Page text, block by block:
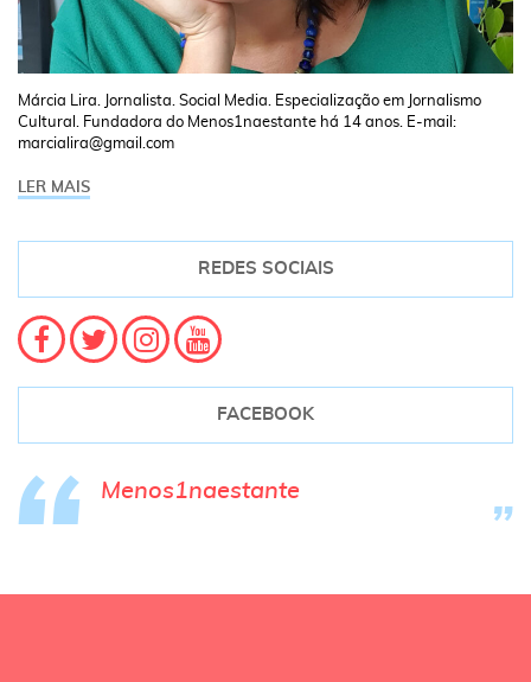
Márcia Lira. Jornalista. Social Media. Especialização em Jornalismo
Cultural. Fundadora do Menos1naestante há 14 anos. E-mail:
marcialira@gmail.com
LER MAIS
REDES SOCIAIS
FACEBOOK
Menos1naestante